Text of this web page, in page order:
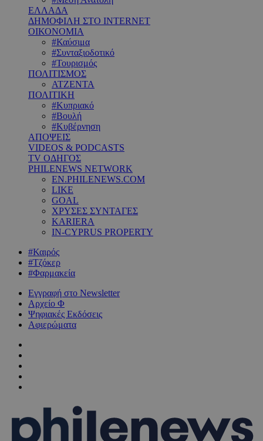
ΕΛΛΑΔΑ
ΔΗΜΟΦΙΛΗ ΣΤΟ INTERNET
ΟΙΚΟΝΟΜΙΑ
#Καύσιμα
#Συνταξιοδοτικό
#Τουρισμός
ΠΟΛΙΤΙΣΜΟΣ
ΑΤΖΕΝΤΑ
ΠΟΛΙΤΙΚΗ
#Κυπριακό
#Βουλή
#Κυβέρνηση
ΑΠΟΨΕΙΣ
VIDEOS & PODCASTS
TV ΟΔΗΓΟΣ
PHILENEWS NETWORK
EN.PHILENEWS.COM
LIKE
GOAL
ΧΡΥΣΕΣ ΣΥΝΤΑΓΕΣ
KARIERA
IN-CYPRUS PROPERTY
#Καιρός
#Τζόκερ
#Φαρμακεία
Εγγραφή στο Newsletter
Αρχείο Φ
Ψηφιακές Εκδόσεις
Αφιερώματα